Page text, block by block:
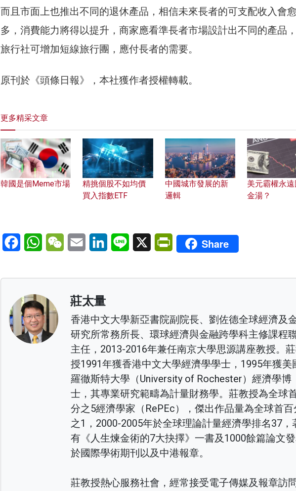
而且市面上也推出不同的退休產品，相信未來長者的可支配收入會
多，消費能力將得以提升，商家應看準長者市場設計出不同的產品
旅行社可增加短線旅行團，應付長者的需要。
原刊於《頭條日報》，本社獲作者授權轉載。
更多精采文章
韓國是個Meme市場
精挑個股不如均價
買入指數ETF
中國城市發展的新
邏輯
美元霸權永
金湯？
FacebookWhatsAppWeChatEmail LinkedInLine X PrintFriendly
Share
莊太量
香港中文大學新亞書院副院長、劉佐德全球經濟及
研究所常務所長、環球經濟與金融跨學科主修課程
主任，2013-2016年兼任南京大學思源講座教授。
授1991年獲香港中文大學經濟學學士，1995年獲美
羅徹斯特大學（University of Rochester）經濟學博
士，其專業研究範疇為計量財務學。莊教授為全球
分之5經濟學家（RePEc），傑出作品量為全球首百
之1，2000-2005年於全球理論計量經濟學排名37，
有《人生煉金術的7大抉擇》一書及1000餘篇論文
於國際學術期刊以及中港報章。
莊教授熱心服務社會，經常接受電子傳媒及報章訪